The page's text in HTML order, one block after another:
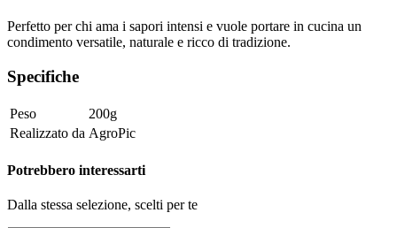
Perfetto per chi ama i sapori intensi e vuole portare in cucina un
condimento versatile, naturale e ricco di tradizione.
Specifiche
Peso
200g
Realizzato da AgroPic
Potrebbero interessarti
Dalla stessa selezione, scelti per te